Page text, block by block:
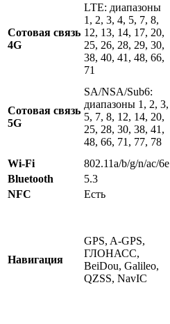
Сотовая связь
4G
LTE: диапазоны
1, 2, 3, 4, 5, 7, 8,
12, 13, 14, 17, 20,
25, 26, 28, 29, 30,
38, 40, 41, 48, 66,
71
Сотовая связь
5G
SA/NSA/Sub6:
диапазоны 1, 2, 3,
5, 7, 8, 12, 14, 20,
25, 28, 30, 38, 41,
48, 66, 71, 77, 78
Wi-Fi 802.11a/b/g/n/ac/6e
Bluetooth
5.3
NFC
Есть
Навигация
GPS, A-GPS,
ГЛОНАСС,
BeiDou, Galileo,
QZSS, NavIC